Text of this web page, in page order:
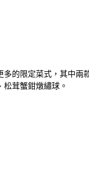
的限定菜式，其中
茸蟹鉗燉繡球。